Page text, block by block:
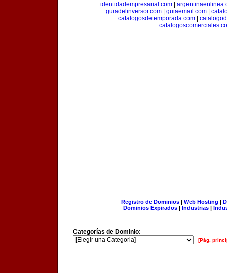
identidadempresarial.com
guiadelinversor.com| guiaemail.com|
catalogosdetemporada.com|
Registro de Dominios| Web Hosting |
Dominios Expirados | Industrias |
Categorías de Dominio:
[Pág.